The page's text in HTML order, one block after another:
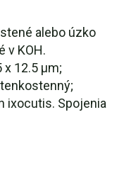
alebo úzko
v KOH.
12.5 µm;
ixocutis. Spojenia